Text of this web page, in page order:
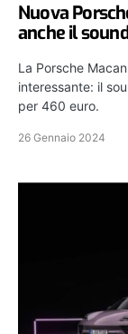
Nuova
anche il
La Porsche
interessante: il
per 460 euro.
26 Gennaio 2024